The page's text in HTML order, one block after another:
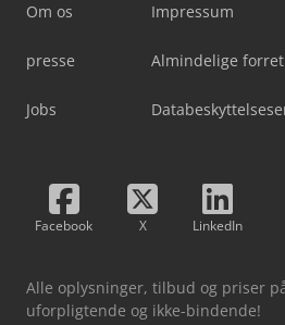
Om os
presse
Jobs
Impressum
Almindelige
Facebook X LinkedIn
Alle oplysninger, tilbud og priser
uforpligtende og ikke-bindende!